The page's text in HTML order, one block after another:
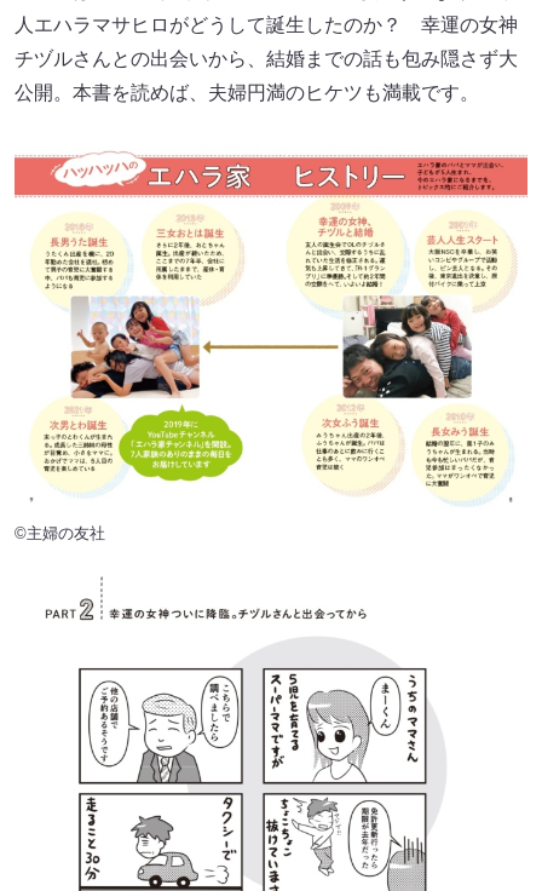
人エハラマサヒロがどうして誕生したのか？ 幸運の女神
チヅルさんとの出会いから、結婚までの話も包み隠さず大
公開。本書を読めば、夫婦円満のヒケツも満載です。
©主婦の友社